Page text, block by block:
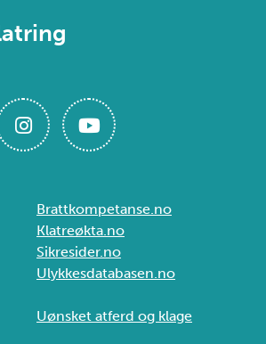
Brattkompetanse.no
Klatreøkta.no
Sikresider.no
Ulykkesdatabasen.no
Uønsket atferd og klage